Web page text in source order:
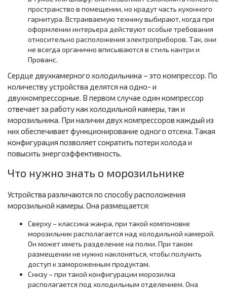
пространство в помещении, но крадут часть кухонного
гарнитура. Встраиваемую технику выбирают, когда при
оформлении интерьера действуют особые требования
относительно расположения электроприборов. Так, они
не всегда органично вписываются в стиль кантри и
Прованс.
Сердце двухкамерного холодильника – это компрессор. По
количеству устройства делятся на одно- и
двухкомпрессорные. В первом случае один компрессор
отвечает за работу как холодильной камеры, так и
морозильника. При наличии двух компрессоров каждый из
них обеспечивает функционирование одного отсека. Такая
конфигурация позволяет сократить потери холода и
повысить энергоэффективность.
Что нужно знать о морозильнике
Устройства различаются по способу расположения
морозильной камеры. Она размещается:
Сверху – классика жанра, при такой компоновке
морозильник располагается над холодильной камерой.
Он может иметь разделение на полки. При таком
размещении не нужно наклоняться, чтобы получить
доступ к замороженным продуктам.
Снизу – при такой конфигурации морозилка
располагается под холодильным отделением. Она